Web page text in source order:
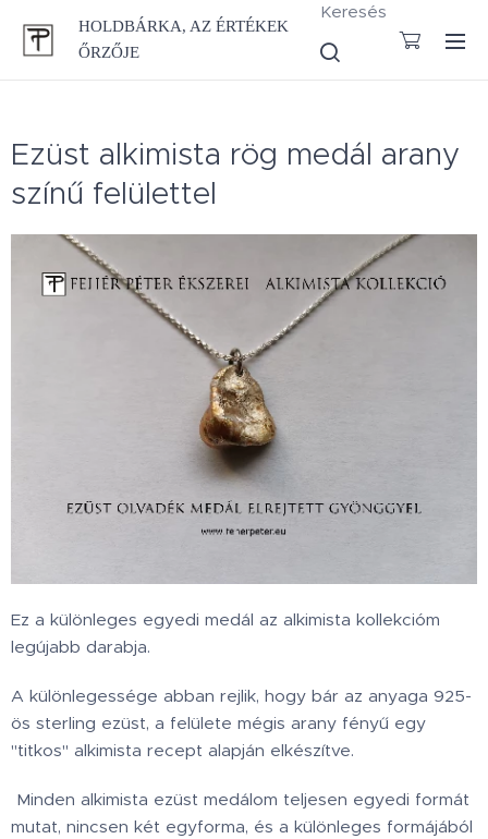
HOLDBÁRKA, AZ ÉRTÉKEK
ŐRZŐJE
Keresés
Ezüst alkimista rög medál arany
színű felülettel
Ez a különleges egyedi medál az alkimista kollekcióm
legújabb darabja.
A különlegessége abban rejlik, hogy bár az anyaga 925-
ös sterling ezüst, a felülete mégis arany fényű egy
"titkos" alkimista recept alapján elkészítve.
Minden alkimista ezüst medálom teljesen egyedi formát
mutat, nincsen két egyforma, és a különleges formájából